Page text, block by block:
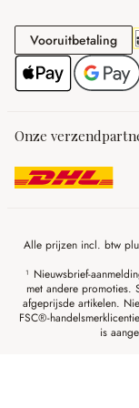
Vooruitbetaling
Onze
Alle prijzen incl. btw
¹ Nieuwsbrief-
met andere promoties.
afgeprijsde artikelen.
FSC®-
is